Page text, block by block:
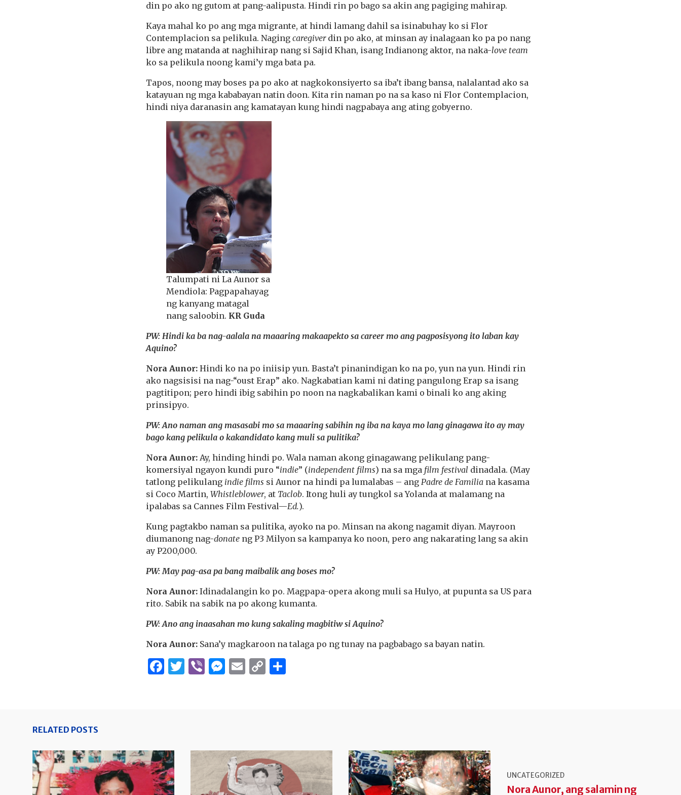
din po ako ng gutom at pang-aalipusta. Hindi rin po bago sa akin ang pagiging mahirap.
Kaya mahal ko po ang mga migrante, at hindi lamang dahil sa isinabuhay ko si Flor
Contemplacion sa pelikula. Naging caregiverdin po ako, at minsan ay inalagaan ko pa po nang
libre ang matanda at naghihirap nang si Sajid Khan, isang Indianong aktor, na naka-love team
ko sa pelikula noong kami’y mga bata pa.
Tapos, noong may boses pa po ako at nagkokonsiyerto sa iba’t ibang bansa, nalalantad ako sa
katayuan ng mga kababayan natin doon. Kita rin naman po na sa kaso ni Flor Contemplacion,
hindi niya daranasin ang kamatayan kung hindi nagpabaya ang ating gobyerno.
Talumpati ni La Aunor sa
Mendiola: Pagpapahayag
ng kanyang matagal
nang saloobin. KR Guda
PW: Hindi ka ba nag-aalala na maaaring makaapekto sa career mo ang pagposisyong ito laban kay
Aquino?
Nora Aunor: Hindi ko na po iniisip yun. Basta’t pinanindigan ko na po, yun na yun. Hindi rin
ako nagsisisi na nag-“oust Erap” ako. Nagkabatian kami ni dating pangulong Erap sa isang
pagtitipon; pero hindi ibig sabihin po noon na nagkabalikan kami o binali ko ang aking
prinsipyo.
PW: Ano naman ang masasabi mo sa maaaring sabihin ng iba na kaya mo lang ginagawa ito ay may
bago kang pelikula o kakandidato kang muli sa pulitika?
Nora Aunor: Ay, hinding hindi po. Wala naman akong ginagawang pelikulang pang-
komersiyal ngayon kundi puro “indie” (independent films) na sa mga film festival dinadala. (May
tatlong pelikulang indie films si Aunor na hindi pa lumalabas – ang Padre de Familia na kasama
si Coco Martin, Whistleblower, at Taclob. Itong huli ay tungkol sa Yolanda at malamang na
ipalabas sa Cannes Film Festival—Ed.).
Kung pagtakbo naman sa pulitika, ayoko na po. Minsan na akong nagamit diyan. Mayroon
diumanong nag-donate ng P3 Milyon sa kampanya ko noon, pero ang nakarating lang sa akin
ay P200,000.
PW: May pag-asa pa bang maibalik ang boses mo?
Nora Aunor: Idinadalangin ko po. Magpapa-opera akong muli sa Hulyo, at pupunta sa US para
rito. Sabik na sabik na po akong kumanta.
PW: Ano ang inaasahan mo kung sakaling magbitiw si Aquino?
Nora Aunor: Sana’y magkaroon na talaga po ng tunay na pagbabago sa bayan natin.
Facebook
Twitter
ViberMessenger
Email
Copy
RELATED POSTS
UNCATEGORIZED
Nora Aunor, ang salamin ng